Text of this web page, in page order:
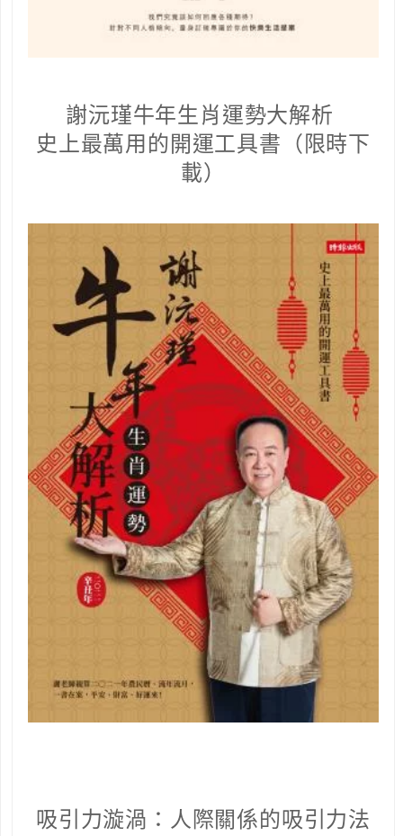
謝沅瑾牛年生肖運勢大解析
史上最萬用的開運工具書（限時下
載）
吸引力漩渦：人際關係的吸引力法